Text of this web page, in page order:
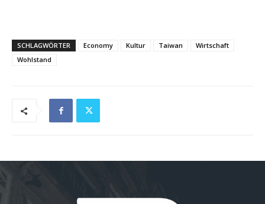
SCHLAGWÖRTER Economy Kultur Taiwan
Wirtschaft
Wohlstand